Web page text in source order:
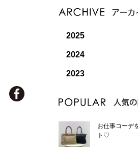
2025
2024
2023
お仕事コーデ
ト♡